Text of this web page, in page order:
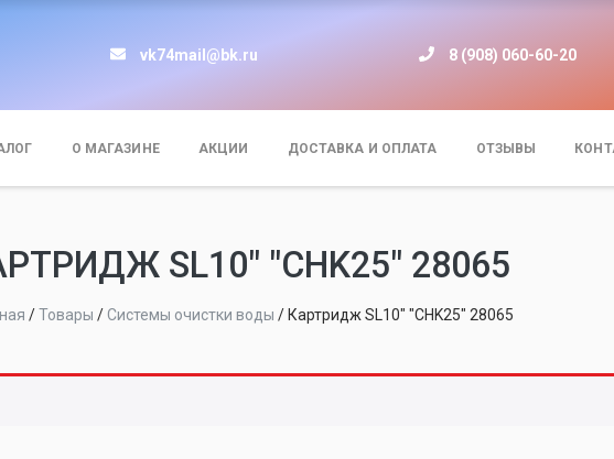
vk74mail@bk.ru 8 (908) 060-60-20
О МАГАЗИНЕ АКЦИИ ДОСТАВКА И ОПЛАТА ОТЗЫВЫ
SL10" "CHK25" 28065
/Товары /Системы очистки воды / Картридж SL10" "CHK25" 28065